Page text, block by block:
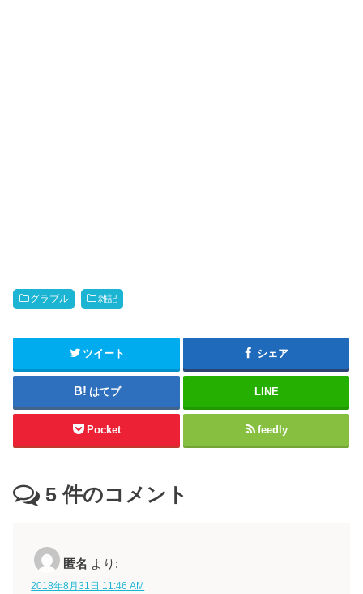
グラブル 雑記
ツイート シェア
はてブ LINE
Pocket feedly
5 件のコメント
匿名 より:
2018年8月31日 11:46 AM